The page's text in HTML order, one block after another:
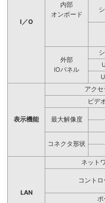
I／O
内部
オンボード
外部
IOパネル
表示機能
アクセ
ビデ
最大解像度
コネクタ形状
LAN
ネット
コント
ポ